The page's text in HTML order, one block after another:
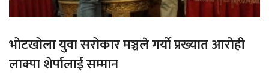
भोटखोला युवा सरोकार मञ्चले गर्यो प्रख्यात आरोही
लाक्पा शेर्पालाई सम्मान